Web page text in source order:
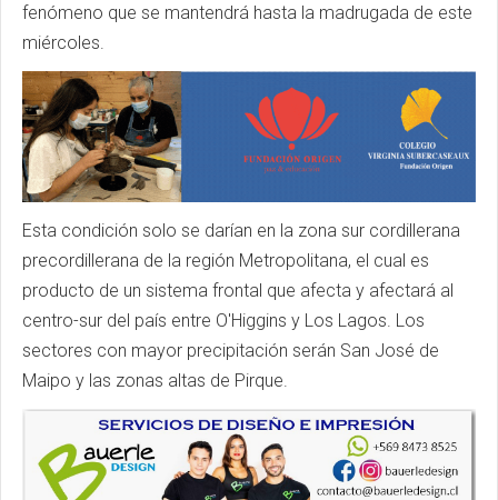
fenómeno que se mantendrá hasta la madrugada de este
miércoles.
Esta condición solo se darían en la zona sur cordillerana
precordillerana de la región Metropolitana, el cual es
producto de un sistema frontal que afecta y afectará al
centro-sur del país entre O'Higgins y Los Lagos. Los
sectores con mayor precipitación serán San José de
Maipo y las zonas altas de Pirque.